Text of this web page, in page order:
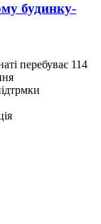
будинку-
перебуває 114